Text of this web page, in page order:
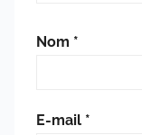
Nom *
E-mail *